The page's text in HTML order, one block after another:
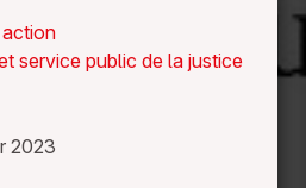
service public de la justice
2023